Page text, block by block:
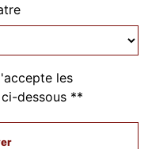
les
dessous **